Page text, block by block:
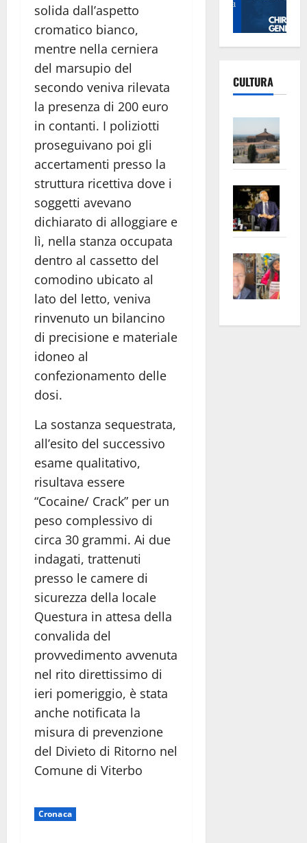
solida dall’aspetto
cromatico bianco,
mentre nella cerniera
del marsupio del
secondo veniva rilevata
la presenza di 200 euro
in contanti. I poliziotti
proseguivano poi gli
accertamenti presso la
struttura ricettiva dove i
soggetti avevano
dichiarato di alloggiare e
lì, nella stanza occupata
dentro al cassetto del
comodino ubicato al
lato del letto, veniva
rinvenuto un bilancino
di precisione e materiale
idoneo al
confezionamento delle
dosi.
La sostanza sequestrata,
all’esito del successivo
esame qualitativo,
risultava essere
“Cocaine/ Crack” per un
peso complessivo di
circa 30 grammi. Ai due
indagati, trattenuti
presso le camere di
sicurezza della locale
Questura in attesa della
convalida del
provvedimento avvenuta
nel rito direttissimo di
ieri pomeriggio, è stata
anche notificata la
misura di prevenzione
del Divieto di Ritorno nel
Comune di Viterbo
Cronaca
CULTURA
euro
apre